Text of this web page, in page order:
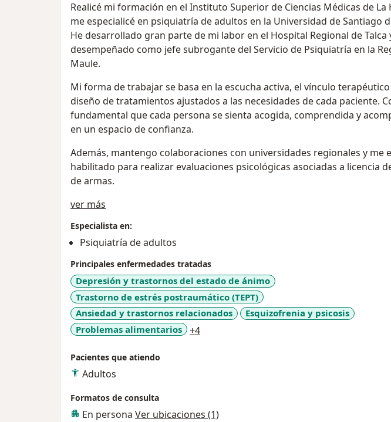
Realicé mi formación en el Instituto Superior de Ciencias Médicas de La
me especialicé en psiquiatría de adultos en la Universidad de Santiago
He desarrollado gran parte de mi labor en el Hospital Regional de Talca
desempeñado como jefe subrogante del Servicio de Psiquiatría en la
Maule.
Mi forma de trabajar se basa en la escucha activa, el vínculo terapéutico
diseño de tratamientos ajustados a las necesidades de cada paciente.
fundamental que cada persona se sienta acogida, comprendida y
en un espacio de confianza.
Además, mantengo colaboraciones con universidades regionales y me
habilitado para realizar evaluaciones psicológicas asociadas a licencia
de armas.
ver más
Especialista en:
Psiquiatría de adultos
Principales enfermedades tratadas
Depresión y trastornos del estado de ánimo
Trastorno de estrés postraumático (TEPT)
Ansiedad y trastornos relacionados
Esquizofrenia y psicosis
Problemas alimentarios
+4a11y_sr_more_diseases
Pacientes que atiendo
Adultos
Formatos de consulta
En persona Ver ubicaciones (1)